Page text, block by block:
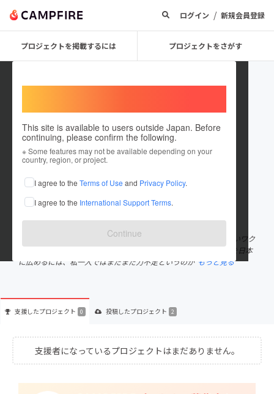
ログイン / 新規会員登録
プロジェクトを掲載するには プロジェクトをさがす
This site is available to users outside Japan. Before
continuing, please confirm the following.
※ Some features may not be available depending on your
country, region, or project.
I agree to the Terms of Use and Privacy Policy.
I agree to the International Support Terms.
Continue
Spring Trees
これまでに2件のプロジェクトを投稿しています
在住国：日本 現在地：宮城県
出身国：日本 出身地：宮城県
プロジェクト起案者の澁谷と申します 世界には、日本にはまだ無いワク
ワクするような物がたくさんあります。しかし、そういった商品を日本
に広めるには、私一人ではまだまだ力不足というのが もっと見る
支援したプロジェクト 0 投稿したプロジェクト 2
支援者になっているプロジェクトはまだありません。